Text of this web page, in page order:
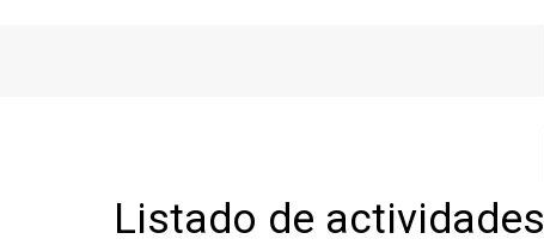
Listado de actividades